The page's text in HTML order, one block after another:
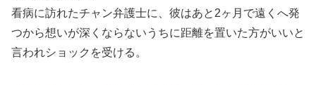
看病に訪れたチャン弁護士に、彼はあと2ヶ月で遠くへ発
つから想いが深くならないうちに距離を置いた方がいいと
言われショックを受ける。